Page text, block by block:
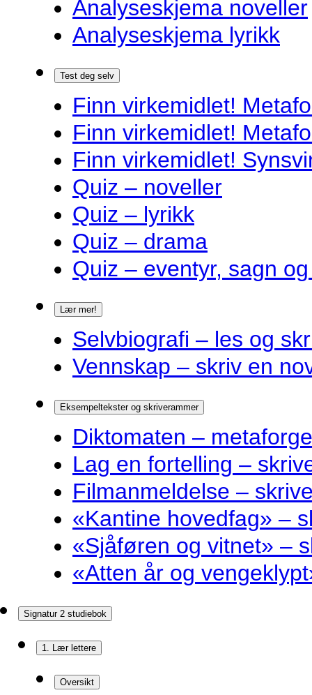
Analyseskjema noveller
Analyseskjema lyrikk
Test deg selv
Finn virkemidlet!
Finn virkemidlet!
Finn virkemidlet!
Quiz – noveller
Quiz – lyrikk
Quiz – drama
Quiz – eventyr, sagn
Lær mer!
Selvbiografi – les og
Vennskap – skriv en
Eksempeltekster og skriverammer
Diktomaten –
Lag en fortelling –
Filmanmeldelse –
«Kantine hovedfag» –
«Sjåføren og vitnet» –
«Atten år og
Signatur 2 studiebok
1. Lær lettere
Oversikt